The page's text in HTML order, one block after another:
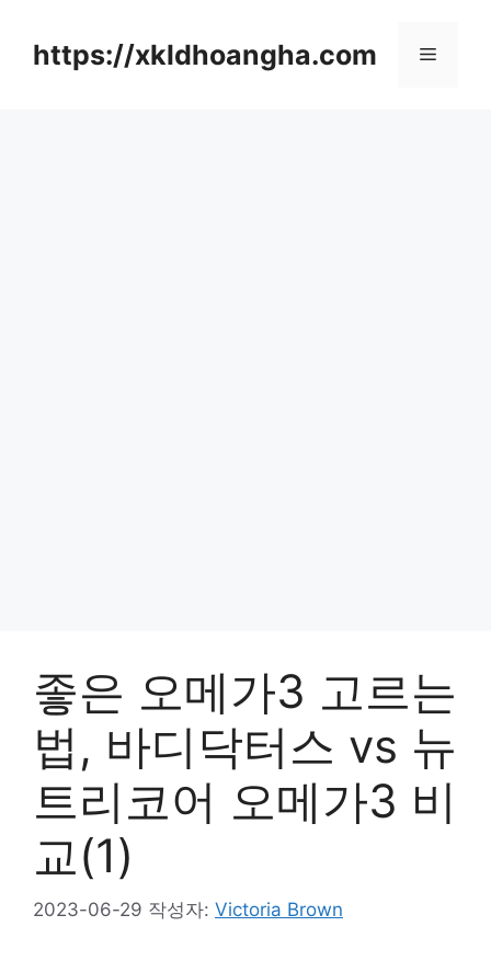
https://xkldhoangha.com 메
좋은 오메가3 고르는
법, 바디닥터스 vs 뉴
트리코어 오메가3 비
교(1)
2023-06-29 작성자: Victoria Brown